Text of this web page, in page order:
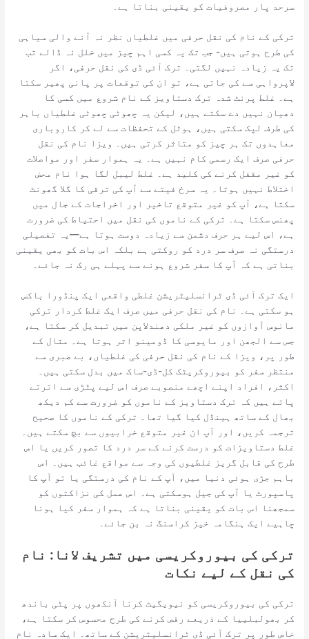
سرحد پار مصروفیات کو یقینی بناتا ہے۔
ترکی کے نام کی نقل حرفی میں غلطیاں نظر نہ آنے والی سیاہی
کی طرح ہوتی ہیں- جب تک یہ کسی اہم چیز میں خلل نہ ڈالے تب
تک یہ زیادہ نہیں لگتی۔ ترک آئی ڈی کی نقل حرفی، اگر
لاپرواہی سے کی جاتی ہے، تو ان کی توقعات پر پانی پھیر سکتا
ہے۔ غلط پرنٹ شدہ ترک دستاویز کے نام شروع میں کسی کا
دھیان نہیں دے سکتے ہیں، لیکن یہ چھوٹی چھوٹی غلطیاں باہر
کی طرف لپک سکتی ہیں، ہوٹل کے تحفظات سے لے کر کاروباری
معاہدوں تک ہر چیز کو متاثر کرتی ہیں۔ ویزا نام کی نقل
حرفی صرف ایک رسمی کام نہیں ہے۔ یہ ہموار سفر اور مواصلات
کو غیر مقفل کرنے کی کلید ہے۔ غلط لیبل لگا ہوا نام محض
اختلاط نہیں ہوتا۔ یہ سرخ فیتے سے آپ کی ترقی کا گلا گھونٹ
سکتا ہے، آپ کو غیر متوقع تاخیر اور اخراجات کے جال میں
پھنس سکتا ہے۔ ترکی کے ناموں کی نقل میں احتیاط کی ضرورت
ہے، اس لیے ہر حرف دشمن سے زیادہ دوست ہوتا ہے—یہ تفصیلی
درستگی نہ صرف سر درد کو روکتی ہے بلکہ اس بات کو بھی یقینی
بناتی ہے کہ آپ کا سفر شروع ہونے سے پہلے ہی رک نہ جائے۔
ایک ترک آئی ڈی ٹرانسلیٹریشن غلطی واقعی ایک پنڈورا باکس
ہو سکتی ہے۔ نام کی نقل حرفی میں صرف ایک غلط کردار ترکی
مانوس آوازوں کو غیر ملکی دھندلاپن میں تبدیل کر سکتا ہے،
جس سے الجھن اور مایوسی کا ڈومینو اثر ہوتا ہے۔ مثال کے
طور پر، ویزا کے نام کی نقل حرفی کی غلطیاں، بے صبری سے
منتظر سفر کو بیوروکریٹک کل-ڈی-ساک میں بدل سکتی ہیں۔
اکثر، افراد اپنے اچھے منصوبے صرف اس لیے پٹڑی سے اترتے
پاتے ہیں کہ ترک دستاویز کے ناموں کو ضرورت سے کم دیکھ
بھال کے ساتھ ہینڈل کیا گیا تھا۔ ترکی کے ناموں کا صحیح
ترجمہ کریں، اور آپ ان غیر متوقع خرابیوں سے بچ سکتے ہیں۔
غلط دستاویزات کو درست کرنے کے سر درد کا تصور کریں یا اس
طرح کی قابل گریز غلطیوں کی وجہ سے مواقع غائب ہیں۔ اس
باہم جڑی ہوئی دنیا میں، آپ کے نام کی درستگی یا تو آپ کا
پاسپورٹ یا آپ کی جیل ہوسکتی ہے۔ اس عمل کی نزاکتوں کو
سمجھنا اس بات کو یقینی بناتا ہے کہ ہموار سفر کیا ہونا
چاہیے ایک ہنگامہ خیز کراسنگ نہ بن جائے۔
ترکی کی بیوروکریسی میں تشریف لانا: نام
کی نقل کے لیے نکات
ترکی کی بیوروکریسی کو نیویگیٹ کرنا آنکھوں پر پٹی باندھ
کر بھولبلییا کے ذریعے رقص کرنے کی طرح محسوس کر سکتا ہے،
خاص طور پر ترک آئی ڈی ٹرانسلیٹریشن کے ساتھ۔ ایک سادہ نام